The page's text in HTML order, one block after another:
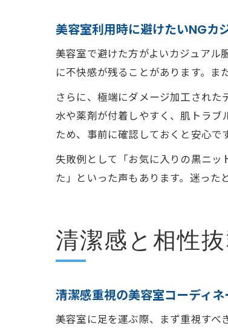
美容室利用時に避けたいNGカ
美容室で避けた方がよいカジュアル
に不快感が残ることがあります。ま
さらに、極端にダメージ加工され
水や薬剤が付着しやすく、肌トラブ
ため、事前に確認しておくと安心です
失敗例として「お気に入りの黒ニ
た」といった声もあります。迷った
清潔感と相性
清潔感重視の美容室コーディ
美容室に足を運ぶ際、まず重視すべ